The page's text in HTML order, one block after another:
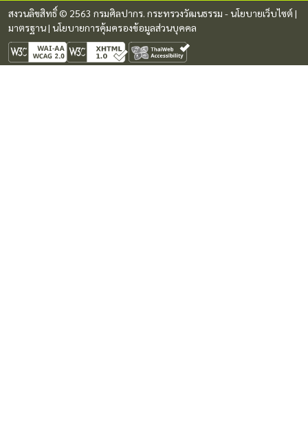
สงวนลิขสิทธิ์ © 2563 กรมศิลปากร. กระทรวงวัฒนธรรม -นโยบายเว็บไซต์ |
มาตรฐาน| นโยบายการคุ้มครองข้อมูลส่วนบุคคล